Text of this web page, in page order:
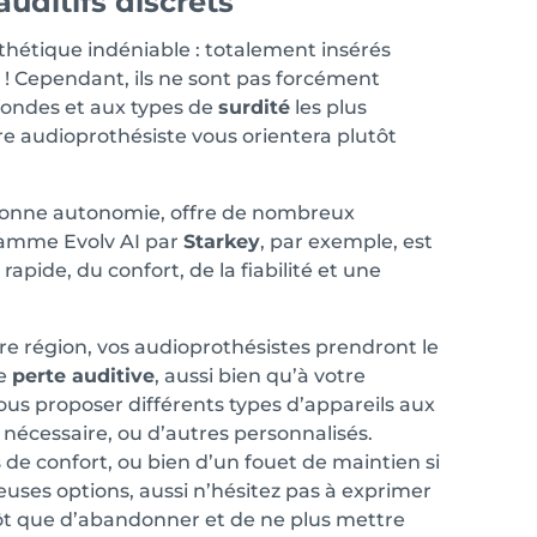
indéniable : totalement insérés
Cependant, ils ne sont pas forcément
et aux types de surdité les plus
audioprothésiste vous orientera plutôt
autonomie, offre de nombreux
Evolv AI par Starkey, par exemple, est
du confort, de la fiabilité et une
région, vos audioprothésistes prendront le
perte auditive, aussi bien qu’à votre
proposer différents types d’appareils aux
ou d’autres personnalisés.
confort, ou bien d’un fouet de maintien si
options, aussi n’hésitez pas à exprimer
que d’abandonner et de ne plus mettre